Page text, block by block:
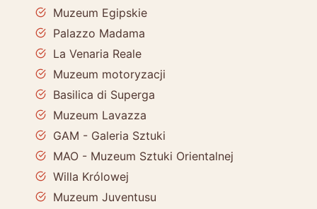
Muzeum Egipskie
Palazzo Madama
La Venaria Reale
Muzeum motoryzacji
Basilica di Superga
Muzeum Lavazza
GAM - Galeria Sztuki
MAO - Muzeum Sztuki Orientalnej
Willa Królowej
Muzeum Juventusu